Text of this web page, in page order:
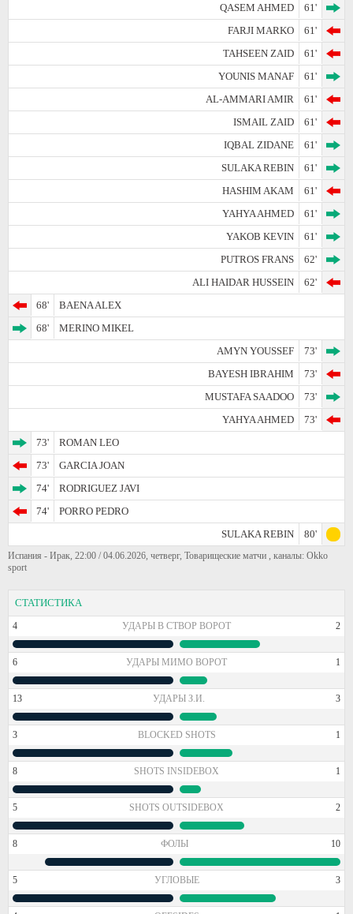
QASEM AHMED
61'
FARJI MARKO
61'
TAHSEEN ZAID
61'
YOUNIS MANAF
61'
AL-AMMARI AMIR
61'
ISMAIL ZAID
61'
IQBAL ZIDANE
61'
SULAKA REBIN
61'
HASHIM AKAM
61'
YAHYA AHMED
61'
YAKOB KEVIN
61'
PUTROS FRANS
62'
ALI HAIDAR HUSSEIN
62'
68'
BAENA ALEX
68'
MERINO MIKEL
AMYN YOUSSEF
73'
BAYESH IBRAHIM
73'
MUSTAFA SAADOO
73'
YAHYA AHMED
73'
73'
ROMAN LEO
73'
GARCIA JOAN
74'
RODRIGUEZ JAVI
74'
PORRO PEDRO
SULAKA REBIN
80'
Испания - Ирак, 22:00 / 04.06.2026, четверг, Товарищеские матчи , каналы: Okko
sport
СТАТИСТИКА
4 УДАРЫ В СТВОР ВОРОТ 2
6 УДАРЫ МИМО ВОРОТ 1
13 УДАРЫ З.И. 3
3 BLOCKED SHOTS 1
8 SHOTS INSIDEBOX 1
5 SHOTS OUTSIDEBOX 2
8 ФОЛЫ 10
5 УГЛОВЫЕ 3